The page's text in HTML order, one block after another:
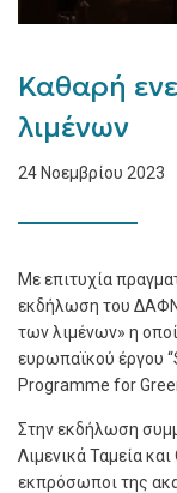
Καθαρή
λιμένων
24 Νοεμβρίου 2023
Με επιτυχία
εκδήλωση του
των λιμένων» η
ευρωπαϊκού έργου
Programme for
Στην εκδήλωση
Λιμενικά Ταμεία
εκπρόσωποι της